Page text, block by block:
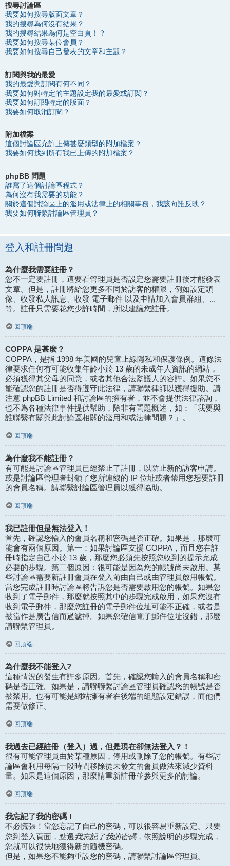
搜尋討論區
我要如何搜尋版面文章？
我的搜尋為何沒有結果？
我的搜尋結果為何是空白頁！？
我要如何搜尋某位會員？
我要如何搜尋自己發表的文章和主題？
訂閱與我的最愛
我的最愛與訂閱有何不同？
我要如何對特定的主題設定我的最愛或訂閱？
我要如何訂閱特定的版面？
我要如何取消訂閱？
附加檔案
這個討論區允許上傳甚麼類型的附加檔案？
我要如何找到所有我已上傳的附加檔案？
phpBB 問題
誰寫了這個討論區程式？
為何沒有我需要的功能？
關於這個討論區上的濫用或法律上的相關事務，我該向誰反映？
我要如何聯繫討論區管理員？
登入和註冊問題
為什麼我需要註冊？
您不一定要註冊，這要看管理員是否設定您需要註冊後才能發表
文章。但是，註冊將給您更多不同於訪客的權限，例如設定頭
像、收發私人訊息、收發 電子郵件 以及申請加入會員群組、...
等。註冊只需要花您少許時間，所以建議您註冊。
回頂端
COPPA 是甚麼？
COPPA，是指 1998 年美國的兒童上線隱私和保護條例。這條法
律要求任何有可能收集年齡小於 13 歲的未成年人資訊的網站，
必須獲得其父母的同意，或者其他合法監護人的容許。如果您不
能確認您的註冊是否得遵守此法律，請聯繫律師以獲得援助。請
注意 phpBB Limited 和討論區的擁有者，並不會提供法律諮詢，
也不為各種法律事件提供幫助，除非有問題概述，如：「我要與
誰聯繫有關與此討論區相關的濫用和或法律問題？」。
回頂端
為什麼我不能註冊？
有可能是討論區管理員已經禁止了註冊，以防止新的訪客申請。
或是討論區管理者封鎖了您所連線的 IP 位址或者禁用您想要註冊
的會員名稱。請聯繫討論區管理員以獲得協助。
回頂端
我已註冊但是無法登入！
首先，確認您輸入的會員名稱和密碼是否正確。如果是，那麼可
能會有兩個原因。第一：如果討論區支援 COPPA，而且您在註
冊時指定自己小於 13 歲，那麼您必須先按照您收到的提示完成
必要的步驟。第二個原因：很可能是因為您的帳號尚未啟用。某
些討論區需要新註冊會員在登入前由自己或由管理員啟用帳號。
當您完成註冊時討論區將告訴您是否需要啟用您的帳號。如果您
收到了電子郵件，那麼就按照其中的步驟完成啟用，如果您沒有
收到電子郵件，那麼您註冊的電子郵件位址可能不正確，或者是
被當作是廣告信而過濾掉。如果您確信電子郵件位址沒錯，那麼
請聯繫管理員。
回頂端
為什麼我不能登入?
這種情況的發生有許多原因。首先，確認您輸入的會員名稱和密
碼是否正確。如果是，請聯聯繫討論區管理員確認您的帳號是否
被禁用。也有可能是網站擁有者在後端的組態設定錯誤，而他們
需要做修正。
回頂端
我過去已經註冊（登入）過，但是現在卻無法登入？！
很有可能管理員由於某種原因，停用或刪除了您的帳號。有些討
論區會利用每隔一段時間移除從未發文的會員做法來減少資料
量。如果是這個原因，那麼請重新註冊並參與更多的討論。
回頂端
我忘記了我的密碼！
不必慌張！當您忘記了自己的密碼，可以很容易重新設定。只要
您到登入頁面，點選我忘記了我的密碼，依照說明的步驟完成，
您就可以很快地獲得新的隨機密碼。
但是，如果您不能夠重設您的密碼，請聯繫討論區管理員。